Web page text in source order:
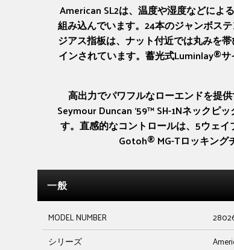
American SL2は、温度や湿度などによ
組み込んでいます。24本のジャンボス
ジアス指板は、ナット付近では丸みを
インされています。蓄光式Luminlay®
高出力でパワフルなローエンドを提
Seymour Duncan ‘59™ SH-1Nネックピ
す。直感的なコントロールは、5ウェ
Gotoh® MG-Tロッキング
一般
MODEL NUMBER
シリーズ